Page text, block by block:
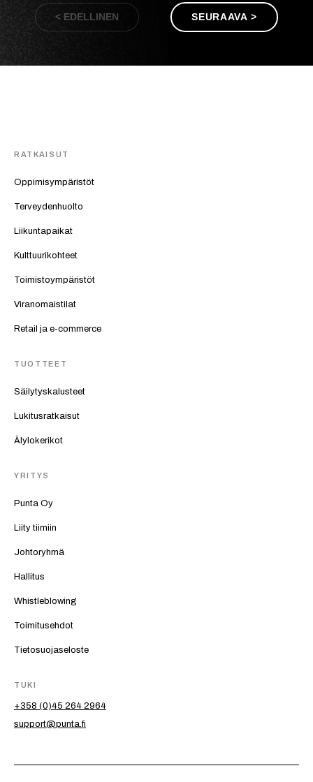
< EDELLINEN SEURAAVA >
RATKAISUT
Oppimisympäristöt
Terveydenhuolto
Liikuntapaikat
Kulttuurikohteet
Toimistoympäristöt
Viranomaistilat
Retail ja e-commerce
TUOTTEET
Säilytyskalusteet
Lukitusratkaisut
Älylokerikot
YRITYS
Punta Oy
Liity tiimiin
Johtoryhmä
Hallitus
Whistleblowing
Toimitusehdot
Tietosuojaseloste
TUKI
+358 (0)45 264 2964
support@punta.fi